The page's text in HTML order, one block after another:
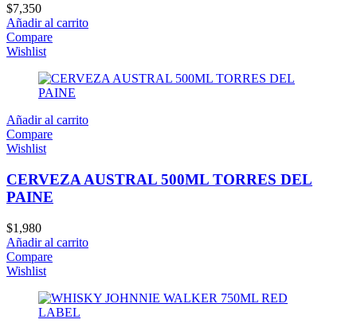
$7,350
Añadir al carrito
Compare
Wishlist
Añadir al carrito
Compare
Wishlist
CERVEZA AUSTRAL 500ML TORRES DEL
PAINE
$1,980
Añadir al carrito
Compare
Wishlist